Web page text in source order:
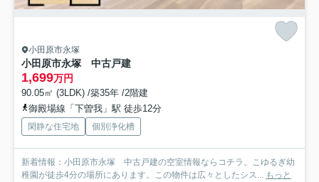
小田原市永塚
小田原市永塚 中古戸建
1,699万円
90.05㎡ (3LDK) /築35年 /2階建
御殿場線「下曽我」駅 徒歩12分
閑静な住宅地 個別浄化槽
新着情報：小田原市永塚 中古戸建の空室情報ならコチラ。こゆるぎ幼
稚園が徒歩4分の場所にあります。この物件は広々としたシス... もっと